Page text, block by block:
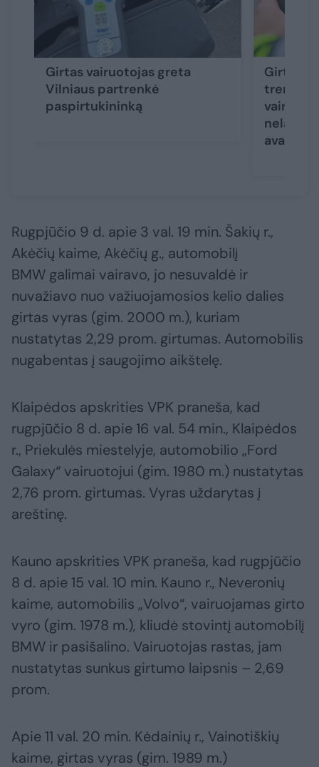
Girtas vairuotojas greta
Vilniaus partrenkė
paspirtukininką
Girto
trenkėsi
avarijos
Rugpjūčio 9 d. apie 3 val. 19 min. Šakių r.,
Akėčių kaime, Akėčių g., automobilį
BMW galimai vairavo, jo nesuvaldė ir
nuvažiavo nuo važiuojamosios kelio dalies
girtas vyras (gim. 2000 m.), kuriam
nustatytas 2,29 prom. girtumas. Automobilis
nugabentas į saugojimo aikštelę.
Klaipėdos apskrities VPK praneša, kad
rugpjūčio 8 d. apie 16 val. 54 min., Klaipėdos
r., Priekulės miestelyje, automobilio „Ford
Galaxy“ vairuotojui (gim. 1980 m.) nustatytas
2,76 prom. girtumas. Vyras uždarytas į
areštinę.
Kauno apskrities VPK praneša, kad rugpjūčio
8 d. apie 15 val. 10 min. Kauno r., Neveronių
kaime, automobilis „Volvo“, vairuojamas girto
vyro (gim. 1978 m.), kliudė stovintį automobilį
BMW ir pasišalino. Vairuotojas rastas, jam
nustatytas sunkus girtumo laipsnis – 2,69
prom.
Apie 11 val. 20 min. Kėdainių r., Vainotiškių
kaime, girtas vyras (gim. 1989 m.)